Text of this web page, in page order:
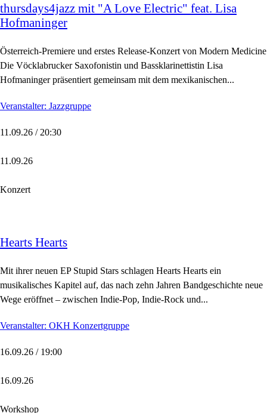
thursdays4jazz mit "A Love Electric" feat. Lisa
Hofmaninger
Österreich-Premiere und erstes Release-Konzert von Modern Medicine
Die Vöcklabrucker Saxofonistin und Bassklarinettistin Lisa
Hofmaninger präsentiert gemeinsam mit dem mexikanischen...
Veranstalter: Jazzgruppe
11.09.26 / 20:30
11.09.26
Konzert
Hearts Hearts
Mit ihrer neuen EP Stupid Stars schlagen Hearts Hearts ein
musikalisches Kapitel auf, das nach zehn Jahren Bandgeschichte neue
Wege eröffnet – zwischen Indie-Pop, Indie-Rock und...
Veranstalter: OKH Konzertgruppe
16.09.26 / 19:00
16.09.26
Workshop